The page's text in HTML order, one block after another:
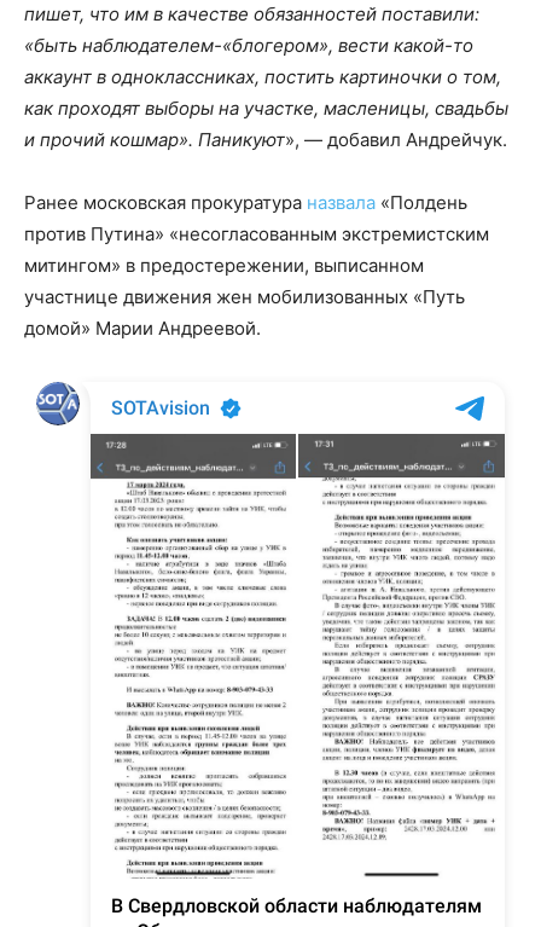
пишет, что им в качестве обязанностей поставили:
«быть наблюдателем-«блогером», вести какой-то
аккаунт в одноклассниках, постить картиночки о том,
как проходят выборы на участке, масленицы, свадьбы
и прочий кошмар». Паникуют», — добавил Андрейчук.
Ранее московская прокуратура назвала «Полдень
против Путина» «несогласованным экстремистским
митингом» в предостережении, выписанном
участнице движения жен мобилизованных «Путь
домой» Марии Андреевой.